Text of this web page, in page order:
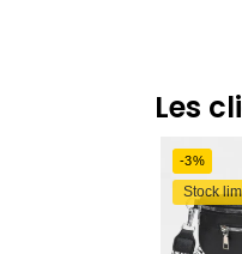
Les
-3%
Stock